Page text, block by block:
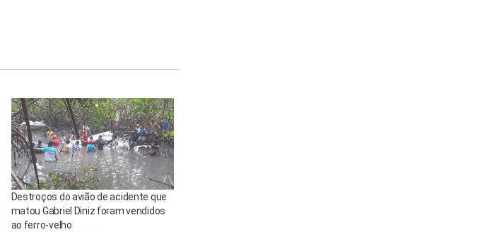
Destroços do avião de acidente que
matou Gabriel Diniz foram vendidos
ao ferro-velho